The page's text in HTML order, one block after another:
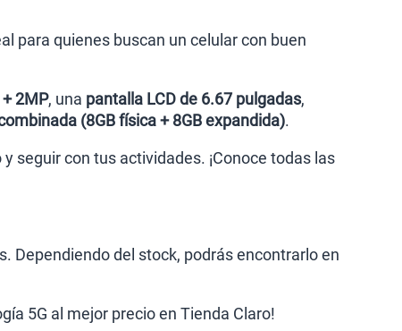
para quienes buscan un celular con buen
2MP, una pantalla LCD de 6.67 pulgadas,
(8GB física + 8GB expandida).
seguir con tus actividades. ¡Conoce todas las
Dependiendo del stock, podrás encontrarlo en
5G al mejor precio en Tienda Claro!